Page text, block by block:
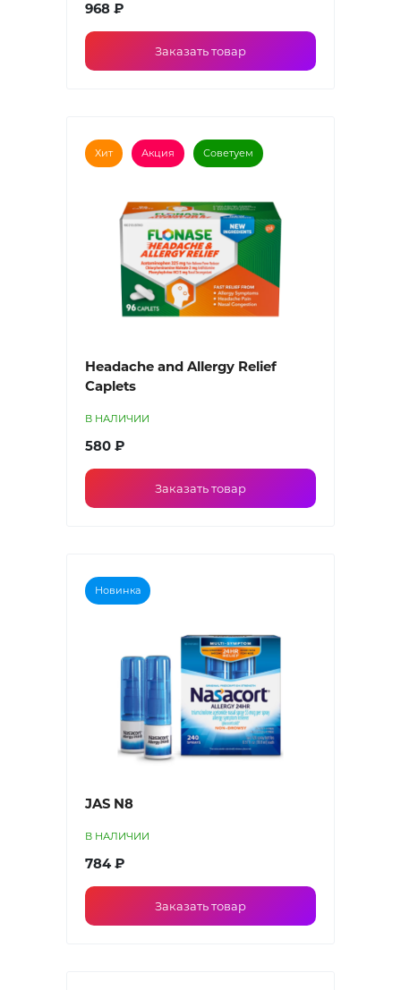
968 ₽
Заказать товар
Хит Акция Советуем
Headache and Allergy Relief
Caplets
В НАЛИЧИИ
580 ₽
Заказать товар
Новинка
JAS N8
В НАЛИЧИИ
784 ₽
Заказать товар